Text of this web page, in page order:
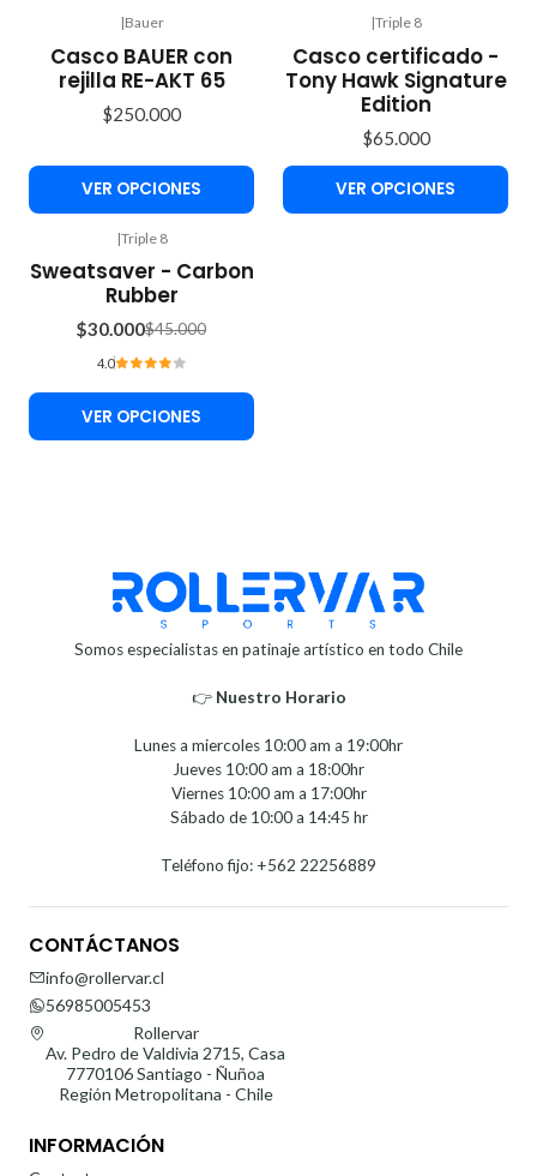
|Bauer
Casco BAUER con
rejilla RE-AKT 65
$250.000
VER OPCIONES
|Triple 8
Casco certificado -
Tony Hawk Signature
Edition
$65.000
VER OPCIONES
-33%
OFF
|Triple 8
Sweatsaver - Carbon
Rubber
$30.000$45.000
4.0
VER OPCIONES
Somos especialistas en patinaje artístico en todo Chile
👉 Nuestro Horario⁣⁣
Lunes a miercoles 10:00 am a 19:00hr
Jueves 10:00 am a 18:00hr
Viernes 10:00 am a 17:00hr
Sábado de 10:00 a 14:45 hr
Teléfono fijo: +562 22256889
CONTÁCTANOS
info@rollervar.cl
56985005453
Rollervar
Av. Pedro de Valdivia 2715, Casa
7770106 Santiago - Ñuñoa
Región Metropolitana - Chile
INFORMACIÓN